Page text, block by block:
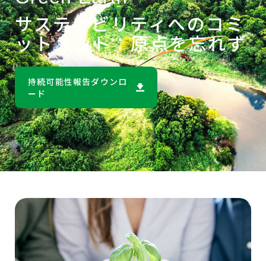
サステナビリティへのコミ
ットメント：原点を忘れず
持続可能性報告ダウンロ
ード
サステナビリティへのコミ
ットメント：原点を忘れず
持続可能性報告ダウンロ
ード